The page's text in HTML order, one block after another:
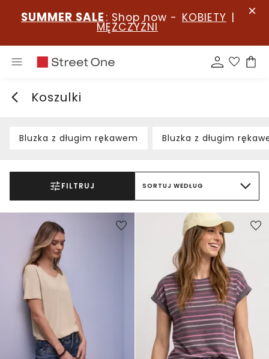
SUMMER SALE : Shop now - KOBIETY |
MĘŻCZYŹNI
Koszulki
Bluzka z długim rękawem Bluzka z długim
FILTRUJ SORTUJ WEDŁUG